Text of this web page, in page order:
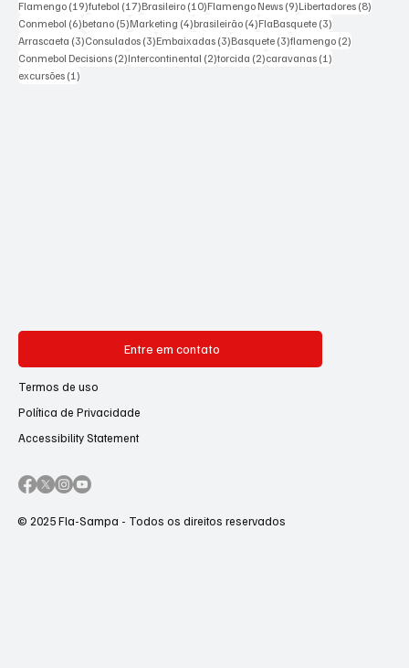
Flamengo (19)19 posts
futebol (17)17 posts
Brasileiro (10)10 posts
Flamengo News (9)9 posts
Libertadores (8)
Conmebol (6)6 posts
betano (5)5 posts
Marketing (4)4 posts
brasileirão (4)4 posts
FlaBasquete (3)
Arrascaeta (3)3 posts
Consulados (3)3 posts
Embaixadas (3)3 posts
Basquete (3)3 posts
flamengo (2)
Conmebol Decisions (2)2 posts
Intercontinental (2)2 posts
torcida (2)2 posts
caravanas (1)
excursões (1)
Entre em contato
Termos de uso
Política de Privacidade
Accessibility Statement
© 2025 Fla-Sampa - Todos os direitos reservados